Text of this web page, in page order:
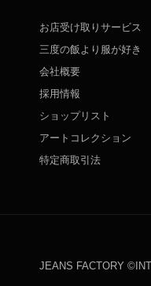
お店受け取りサービス
三度の飯より服が好き
会社概要
採用情報
ショップリスト
アートコレクション
特定商取引法
JEANS FACTORY